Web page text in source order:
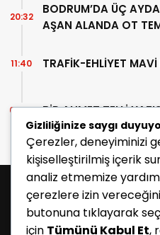
BODRUM’DA ÜÇ
AŞAN ALANDA OT
20:32
TRAFİK-EHLİYET
11:40
BİR AHMET TELLİ
07:30
Gizliliğinize saygı
Çerezler, deneyiminizi
kişiselleştirilmiş içerik
analiz etmemize
çerezlere izin
butonuna tıklayarak
için Tümünü Kabul Et,